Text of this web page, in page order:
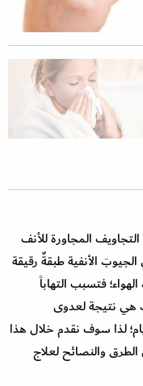
المجاورة للأنف
الأنفية طبقةٌ رقيقة
فتسبب التهاباً
هي نتيجة لعدوى
لذا سوف نقدم خلال هذا
والنصائح لعلاج